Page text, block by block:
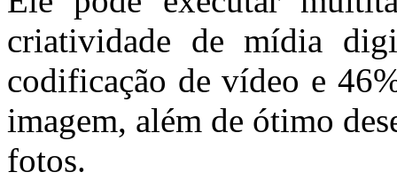
criatividade de mídia
codificação de vídeo e
imagem, além de ótimo
fotos.